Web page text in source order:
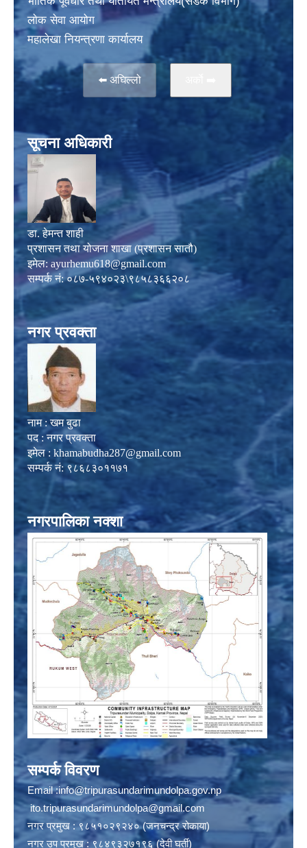
लाेक सेवा आयोग
महालेखा नियन्त्रणा कार्यालय
⬅️ अघिल्लो
सूचना अधिकारी
डा. हेमन्त शाही
प्रशासन तथा योजना शाखा (प्रशासन सातौ)
इमेल: ayurhemu618@gmail.com
सम्पर्क नं: ०८७-५९४०२३\९८५८३६६२०८
नगर प्रवक्ता
नाम : खम बुढा
पद : नगर प्रवक्ता
इमेल : khamabudha287@gmail.com
सम्पर्क नं: ९८६८३०११७१
नगरपालिका नक्शा
सम्पर्क विवरण
Email :info@tripurasundarimundolpa.gov.np
ito.tripurasundarimundolpa@gmail.com
नगर प्रमुख : ९८५१०२९२४० (जनचन्द्र रोकाया)
नगर उप प्रमुख : ९८४९३२७१९६ (देवी घर्ती)